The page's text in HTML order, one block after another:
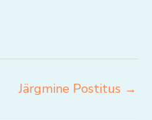
Järgmine Postitus →